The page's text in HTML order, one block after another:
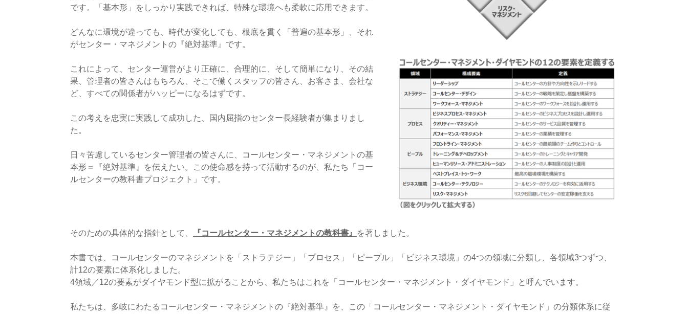
です。「基本形」をしっかり実践できれば、特殊な環境へも柔軟に応用できます。
どんなに環境が違っても、時代が変化しても、根底を貫く「普遍の基本形」、それ
がセンター・マネジメントの『絶対基準』です。
これによって、センター運営がより正確に、合理的に、そして簡単になり、その結
果、管理者の皆さんはもちろん、そこで働くスタッフの皆さん、お客さま、会社な
ど、すべての関係者がハッピーになるはずです。
この考えを忠実に実践して成功した、国内屈指のセンター長経験者が集まりまし
た。
​日々苦慮しているセンター管理者の皆さんに、コールセンター・マネジメントの基
本形＝『絶対基準』を伝えたい。この使命感を持って活動するのが、私たち「コー
ルセンターの教科書プロジェクト」です。
そのための具体的な指針として、 『コールセンター・マネジメントの教科書』 を著しました。
本書では、コールセンターのマネジメントを「ストラテジー」「プロセス」「ピープル」「ビジネス環境」の4つの領域に分類し、各領域3つずつ、
計12の要素に体系化しました。
4領域／12の要素がダイヤモンド型に拡がることから、私たちはこれを「コールセンター・マネジメント・ダイヤモンド」と呼んでいます。
私たちは、多岐にわたるコールセンター・マネジメントの『絶対基準』を、この「コールセンター・マネジメント・ダイヤモンド」の分類体系に従